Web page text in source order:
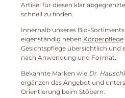
Artikel für diesen klar
schnell zu finden.
Innerhalb unseres Bio-
eigenständig neben Körperpflege
Gesichtspflege übersichtlich und
nach Anwendung und Format.
Bekannte Marken wie Dr.
ergänzen das Angebot und
Orientierung beim Stöbern.